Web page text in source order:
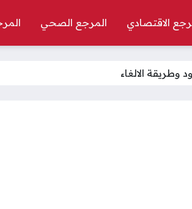
الاقتصادي المرجع الصحي
وطريقة الالغاء